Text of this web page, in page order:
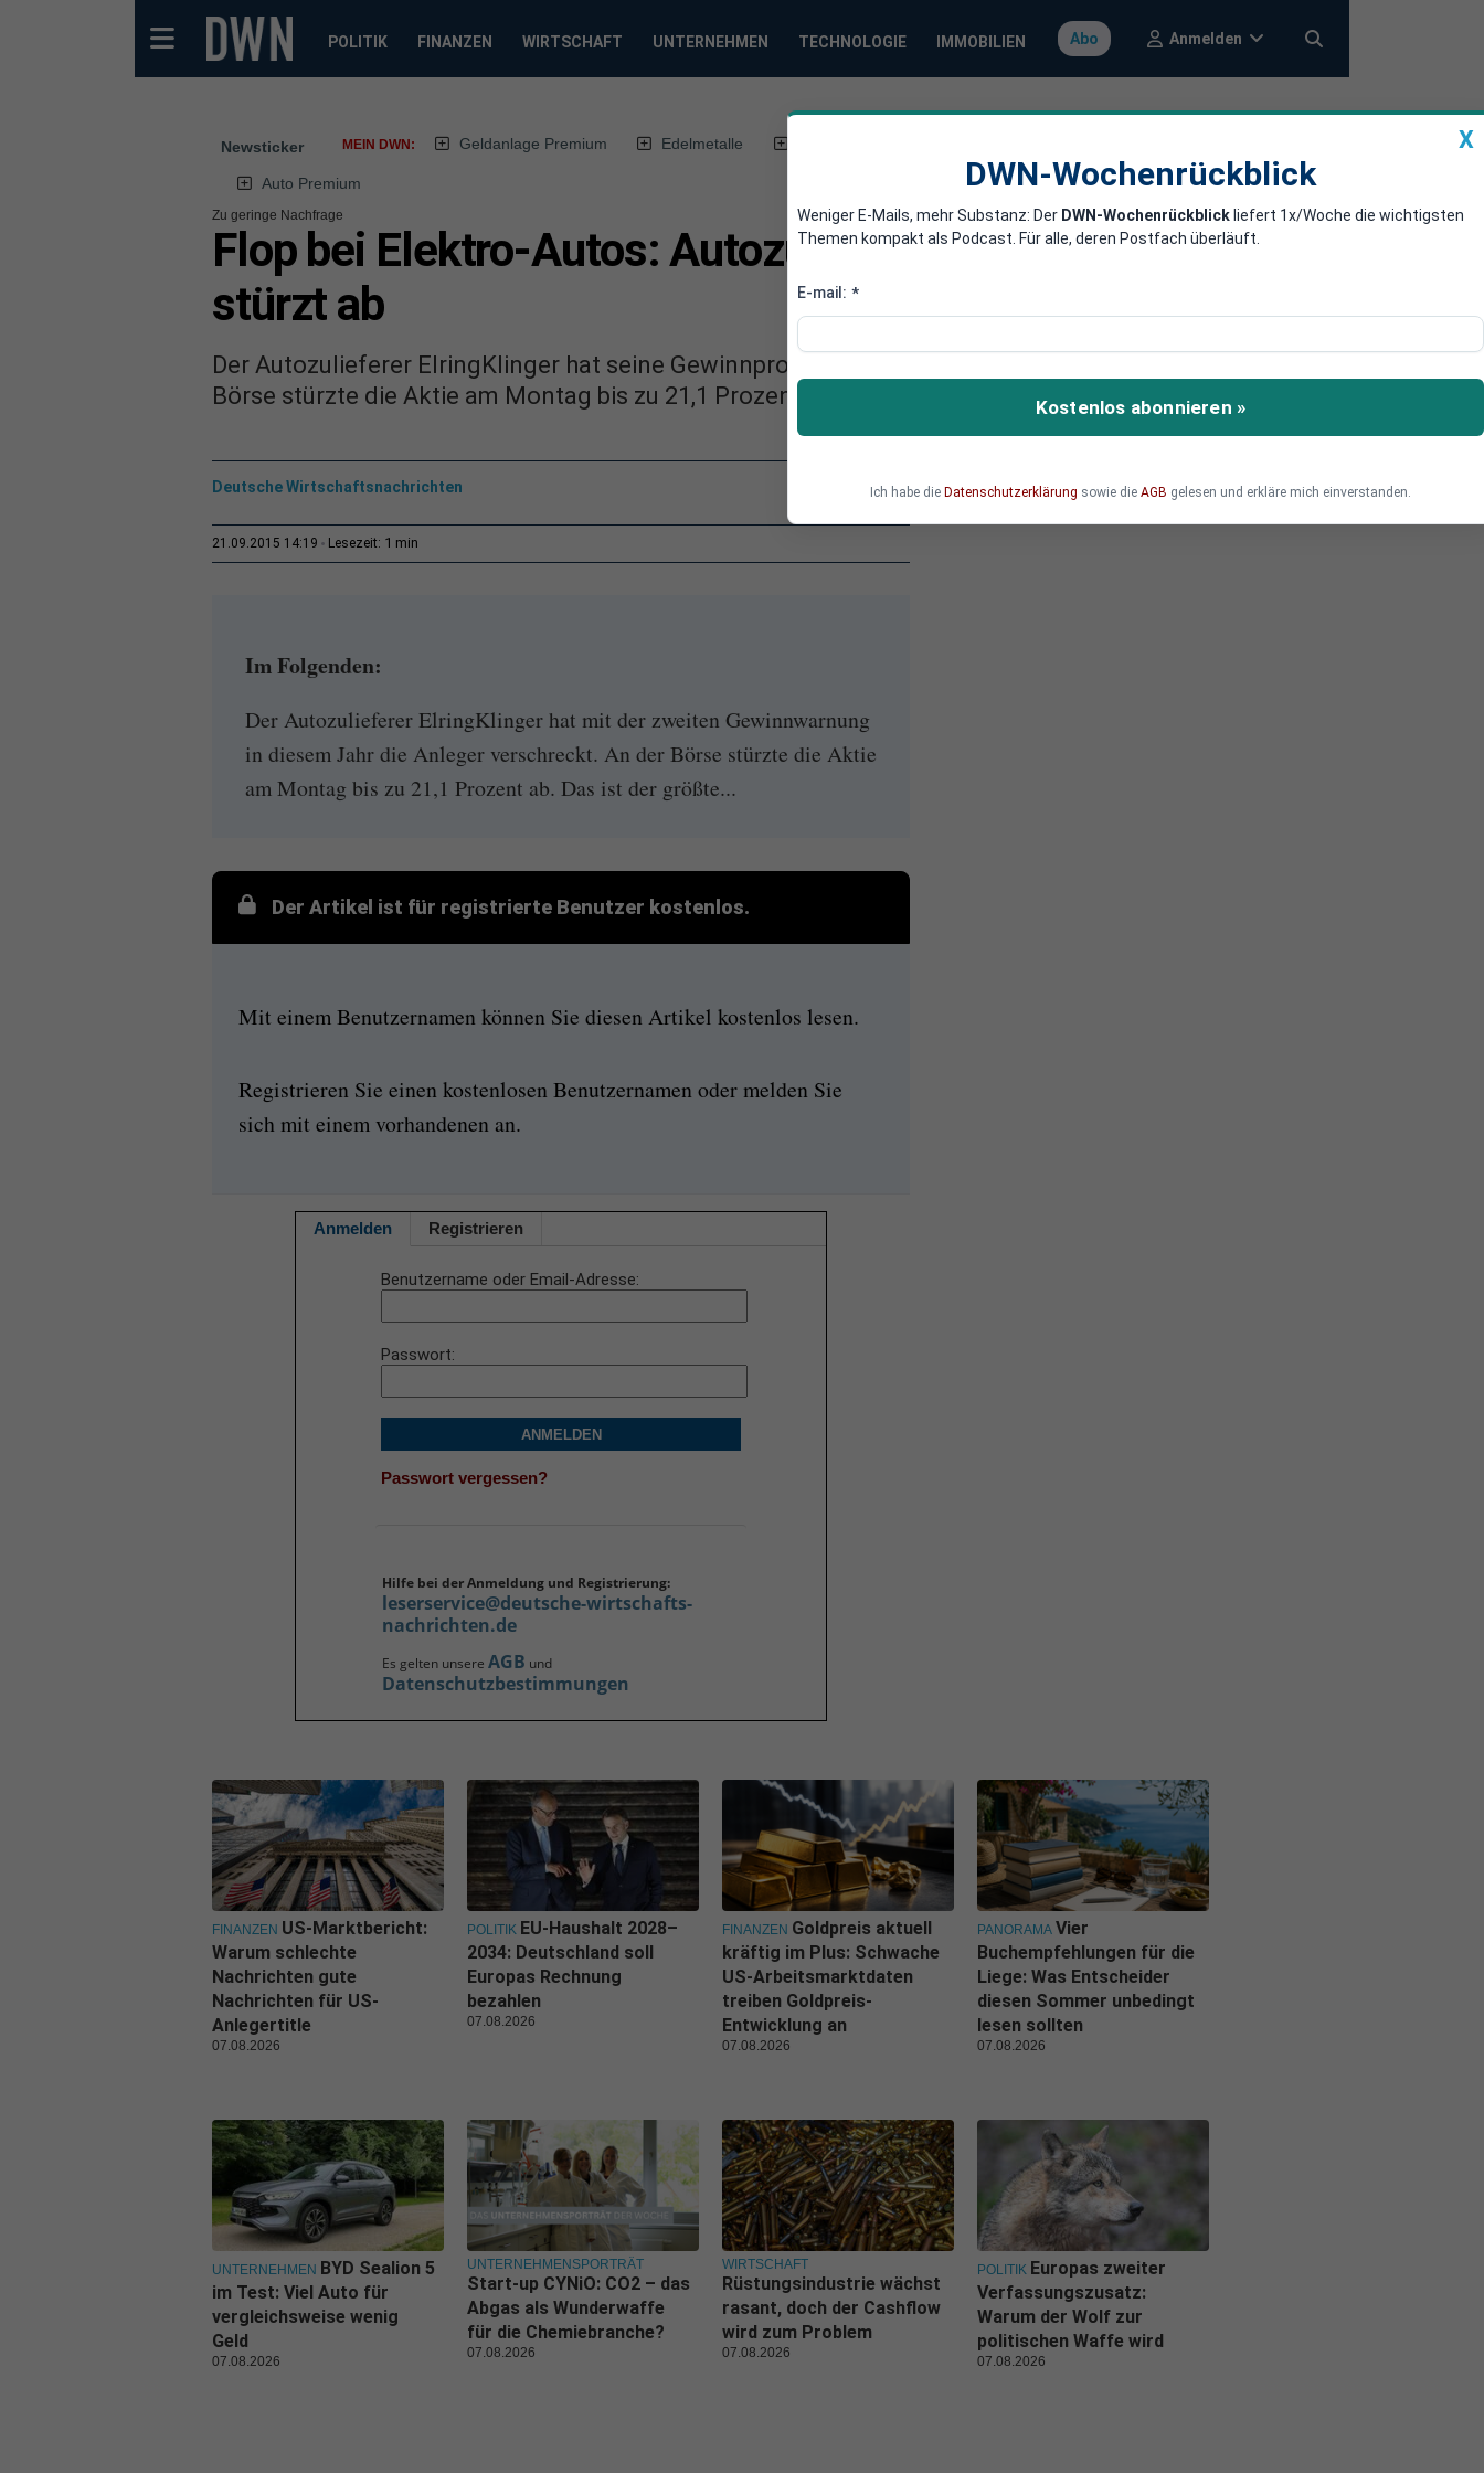
POLITIK FINANZEN WIRTSCHAFT UNTERNEHMEN TECHNOLOGIE IMMOBILIEN Abo Anmelden
Newsticker MEIN DWN: Geldanlage Premium Edelmetalle
Auto Premium
Zu geringe Nachfrage
Flop bei Elektro-Autos: Autozulieferer ElringKlinger
stürzt ab
Der Autozulieferer ElringKlinger hat seine Gewinnprognose für das aktuelle Jahr gesenkt. An der
Börse stürzte die Aktie am Montag bis zu 21,1 Prozent ab.
Deutsche Wirtschaftsnachrichten
21.09.2015 14:19 Lesezeit: 1 min
Im Folgenden:
Der Autozulieferer ElringKlinger hat mit der zweiten Gewinnwarnung
in diesem Jahr die Anleger verschreckt. An der Börse stürzte die Aktie
am Montag bis zu 21,1 Prozent ab. Das ist der größte...
Der Artikel ist für registrierte Benutzer kostenlos.
Mit einem Benutzernamen können Sie diesen Artikel kostenlos lesen.
Registrieren Sie einen kostenlosen Benutzernamen oder melden Sie
sich mit einem vorhandenen an.
Anmelden Registrieren
Benutzername oder Email-Adresse
Passwort
ANMELDEN
Passwort vergessen?
Hilfe bei der Anmeldung und Registrierung:
leserservice@deutsche-wirtschafts-
nachrichten.de
Es gelten unsere AGB und
Datenschutzbestimmungen
X
DWN-Wochenrückblick
Weniger E-Mails, mehr Substanz: Der DWN-Wochenrückblick liefert 1x/Woche die wichtigsten
Themen kompakt als Podcast. Für alle, deren Postfach überläuft.
E-mail: *
Kostenlos abonnieren »
Ich habe die Datenschutzerklärung sowie die AGB gelesen und erkläre mich einverstanden.
FINANZEN US-Marktbericht:
Warum schlechte
Nachrichten gute
Nachrichten für US-
Anlegertitle
07.08.2026
POLITIK EU-Haushalt 2028–
2034: Deutschland soll
Europas Rechnung
bezahlen
07.08.2026
FINANZEN Goldpreis aktuell
kräftig im Plus: Schwache
US-Arbeitsmarktdaten
treiben Goldpreis-
Entwicklung an
07.08.2026
PANORAMA Vier
Buchempfehlungen für die
Liege: Was Entscheider
diesen Sommer unbedingt
lesen sollten
07.08.2026
UNTERNEHMEN BYD Sealion 5
im Test: Viel Auto für
vergleichsweise wenig
Geld
07.08.2026
UNTERNEHMENSPORTRÄT
Start-up CYNiO: CO2 – das
Abgas als Wunderwaffe
für die Chemiebranche?
07.08.2026
WIRTSCHAFT
Rüstungsindustrie wächst
rasant, doch der Cashflow
wird zum Problem
07.08.2026
POLITIK Europas zweiter
Verfassungszusatz:
Warum der Wolf zur
politischen Waffe wird
07.08.2026